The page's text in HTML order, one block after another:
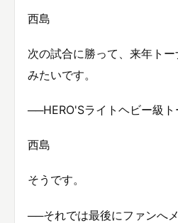
西島
次の試合に勝って、来年ト
みたいです。
──HERO'Sライトヘビー級ト
西島
そうです。
──それでは最後にファンへ